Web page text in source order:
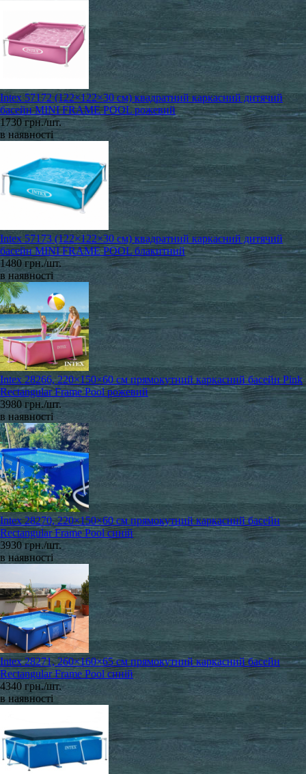
Intex 57172 (122×122×30 см) квадратний каркасний дитячий
басейн MINI FRAME POOL рожевий
1730 грн./шт.
в наявності
Intex 57173 (122×122×30 см) квадратний каркасний дитячий
басейн MINI FRAME POOL блакитний
1480 грн./шт.
в наявності
Intex 28266, 220×150×60 см прямокутний каркасний басейн Pink
Rectangular Frame Pool рожевий
3980 грн./шт.
в наявності
Intex 28270, 220×150×60 см прямокутний каркасний басейн
Rectangular Frame Pool синій
3930 грн./шт.
в наявності
Intex 28271, 260×160×65 см прямокутний каркасний басейн
Rectangular Frame Pool синій
4340 грн./шт.
в наявності